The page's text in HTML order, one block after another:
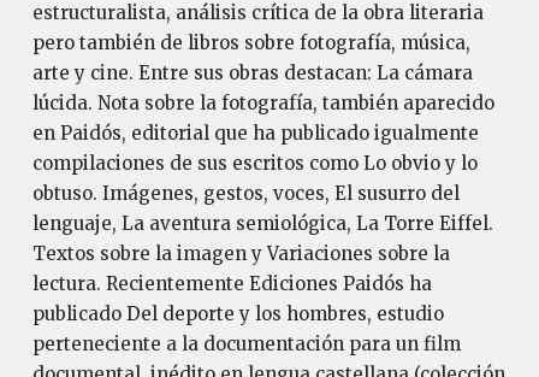
estructuralista, análisis crítica de la obra literaria
pero también de libros sobre fotografía, música,
arte y cine. Entre sus obras destacan: La cámara
lúcida. Nota sobre la fotografía, también aparecido
en Paidós, editorial que ha publicado igualmente
compilaciones de sus escritos como Lo obvio y lo
obtuso. Imágenes, gestos, voces, El susurro del
lenguaje, La aventura semiológica, La Torre Eiffel.
Textos sobre la imagen y Variaciones sobre la
lectura. Recientemente Ediciones Paidós ha
publicado Del deporte y los hombres, estudio
perteneciente a la documentación para un film